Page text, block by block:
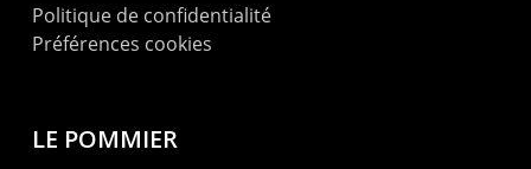
Politique de confidentialité
Préférences cookies
LE POMMIER